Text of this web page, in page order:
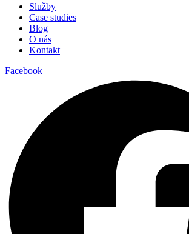
Služby
Case studies
Blog
O nás
Kontakt
Facebook